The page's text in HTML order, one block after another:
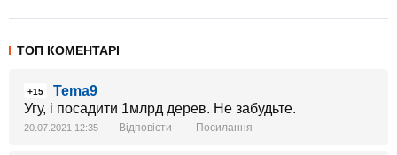
ТОП КОМЕНТАРІ
+15
Tema9
Угу, і посадити 1млрд дерев. Не забудьте.
20.07.2021 12:35 Відповісти Посилання